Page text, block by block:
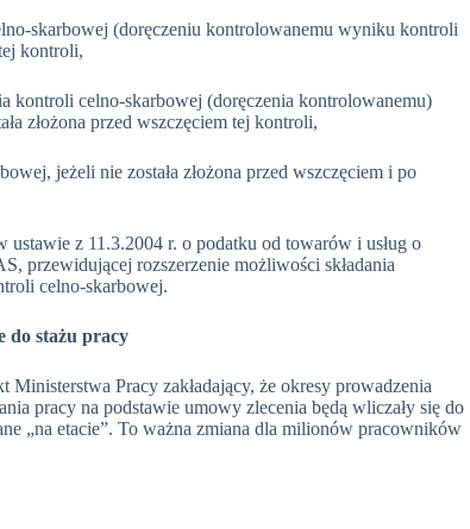
skarbowej (doręczeniu kontrolowanemu wyniku kontroli
kontroli,
kontroli celno-skarbowej (doręczenia kontrolowanemu)
złożona przed wszczęciem tej kontroli,
jeżeli nie została złożona przed wszczęciem i po
z 11.3.2004 r. o podatku od towarów i usług o
przewidującej rozszerzenie możliwości składania
celno-skarbowej.
do stażu pracy
Pracy zakładający, że okresy prowadzenia
pracy na podstawie umowy zlecenia będą wliczały się do
„na etacie”. To ważna zmiana dla milionów pracowników